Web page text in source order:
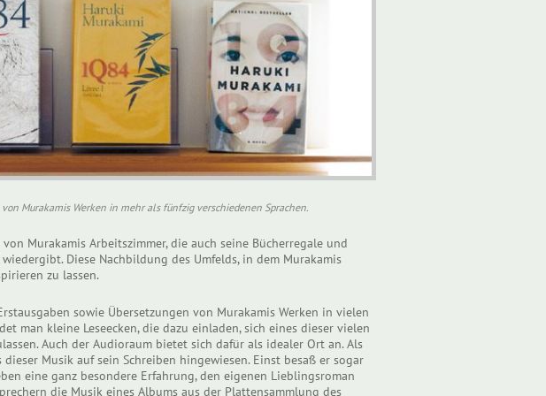
Murakamis Werken in mehr als fünfzig verschiedenen Sprachen.
Murakamis Arbeitszimmer, die auch seine Bücherregale und
Diese Nachbildung des Umfelds, in dem Murakamis
zu lassen.
sowie Übersetzungen von Murakamis Werken in vielen
man kleine Leseecken, die dazu einladen, sich eines dieser vielen
Auch der Audioraum bietet sich dafür als idealer Ort an. Als
Musik auf sein Schreiben hingewiesen. Einst besaß er sogar
eine ganz besondere Erfahrung, den eigenen Lieblingsroman
die Musik eines Albums aus der Plattensammlung des